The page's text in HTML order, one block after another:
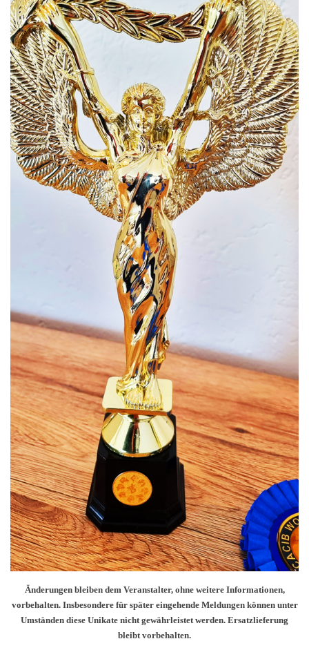
Änderungen bleiben dem Veranstalter, ohne weitere Informationen,
vorbehalten. Insbesondere für später eingehende Meldungen können unter
Umständen diese Unikate nicht gewährleistet werden. Ersatzlieferung
bleibt vorbehalten.